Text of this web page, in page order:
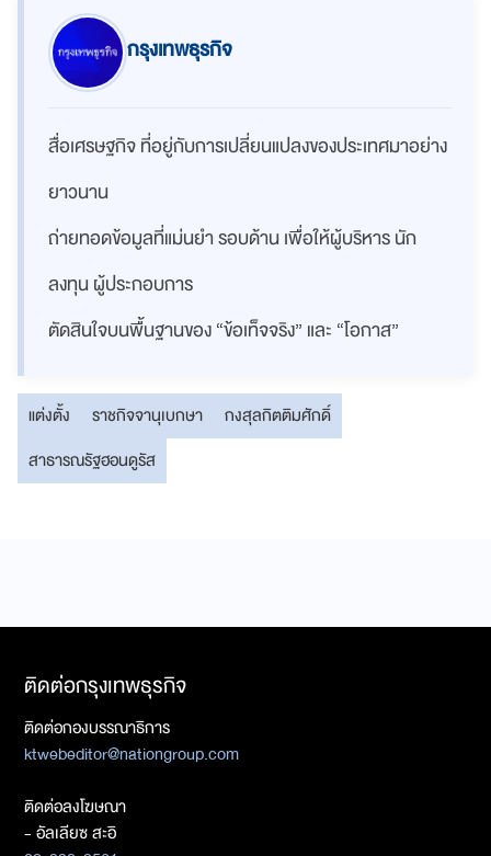
กรุงเทพธุรกิจ
สื่อเศรษฐกิจ ที่อยู่กับการเปลี่ยนแปลงของประเทศมาอย่าง
ยาวนาน
ถ่ายทอดข้อมูลที่แม่นยำ รอบด้าน เพื่อให้ผู้บริหาร นัก
ลงทุน ผู้ประกอบการ
ตัดสินใจบนพื้นฐานของ “ข้อเท็จจริง” และ “โอกาส”
แต่งตั้ง ราชกิจจานุเบกษา
กงสุลกิตติมศักดิ์
สาธารณรัฐฮอนดูรัส
ติดต่อกรุงเทพธุรกิจ
ติดต่อกองบรรณาธิการ
ktwebeditor@nationgroup.com
ติดต่อลงโฆษณา
- อัลเลียซ สะอิ